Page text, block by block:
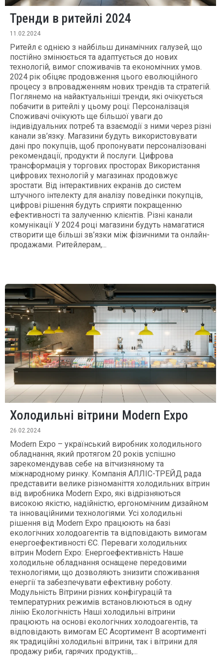
Тренди в ритейлі 2024
11.02.2024
Ритейл є однією з найбільш динамічних галузей, що
постійно змінюється та адаптується до нових
технологій, вимог споживачів та економічних умов.
2024 рік обіцяє продовження цього еволюційного
процесу з впровадженням нових трендів та стратегій.
Поглянемо на найактуальніші тренди, які очікується
побачити в ритейлі у цьому році: Персоналізація
Споживачі очікують ще більшої уваги до
індивідуальних потреб та взаємодії з ними через різні
канали зв’язку. Магазини будуть використовувати
дані про покупців, щоб пропонувати персоналізовані
рекомендації, продукти й послуги. Цифрова
трансформація у торгових просторах Використання
цифрових технологій у магазинах продовжує
зростати. Від інтерактивних екранів до систем
штучного інтелекту для аналізу поведінки покупців,
цифрові рішення будуть сприяти покращенню
ефективності та залученню клієнтів. Різні канали
комунікації У 2024 році магазини будуть намагатися
створити ще більші зв’язки між фізичними та онлайн-
продажами. Ритейлерам,...
Холодильні вітрини Modern Expo
26.02.2024
Modern Expo – український виробник холодильного
обладнання, який протягом 20 років успішно
зарекомендував себе на вітчизняному та
міжнародному ринку. Компанія АЛЛІС-ТРЕЙД рада
представити велике різноманіття холодильних вітрин
від виробника Modern Expo, які відрізняються
високою якістю, надійністю, ергономічним дизайном
та інноваційними технологіями. Усі холодильні
рішення від Modern Expo працюють на базі
екологічних холодоагентів та відповідають вимогам
енергоефективності ЄС. Переваги холодильних
вітрин Modern Expo: Енергоефективність Наше
холодильне обладнання оснащене передовими
технологіями, що дозволяють знизити споживання
енергії та забезпечувати ефективну роботу.
Модульність Вітрини різних конфігурацій та
температурних режимів встановлюються в одну
лінію Екологічність Наші холодильні вітрини
працюють на основі екологічних холодоагентів, та
відповідають вимогам ЕС Асортимент В асортименті
як традиційні холодильні вітрини, так і вітрини для
продажу риби, гарячих продуктів,...